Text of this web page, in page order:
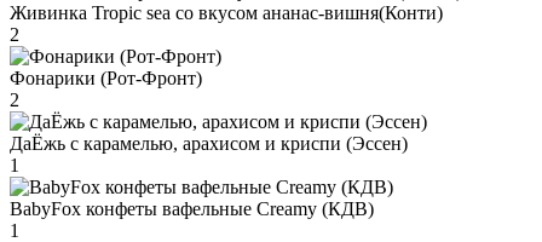
Живинка Tropic sea со вкусом ананас-вишня(Конти)
2
Фонарики (Рот-Фронт)
2
ДаЁжь с карамелью, арахисом и криспи (Эссен)
1
BabyFox конфеты вафельные Creamy (КДВ)
1